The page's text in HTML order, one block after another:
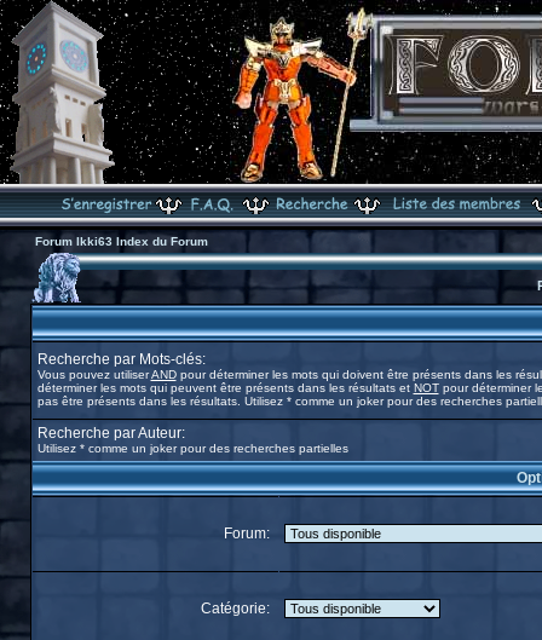
Forum Ikki63 Index du Forum
Recherche par Mots-clés:
Vous pouvez utiliserANDpour déterminer les mots qui doivent être présents dans les
déterminer les mots qui peuvent être présents dans les résultats et NOTpour déterminer
pas être présents dans les résultats. Utilisez * comme un joker pour des recherches
Recherche par Auteur:
Utilisez * comme un joker pour des recherches partielles
Forum:
Catégorie: